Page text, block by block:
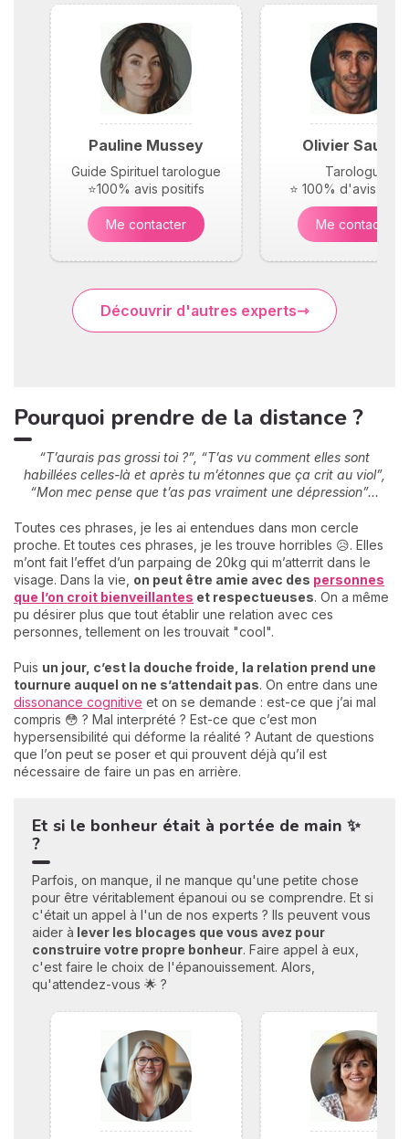
Pauline Mussey
Guide Spirituel tarologue
⭐100% avis positifs
Me contacter
Olivier Saunier
Tarologue
⭐ 100% d'avis
Me contacter
Découvrir d'autres experts
Pourquoi prendre de la distance ?
“T’aurais pas grossi toi ?”, “T’as vu comment elles sont
habillées celles-là et après tu m’étonnes que ça crit au viol”,
“Mon mec pense que t’as pas vraiment une dépression”...
Toutes ces phrases, je les ai entendues dans mon cercle
proche. Et toutes ces phrases, je les trouve horribles 😥. Elles
m’ont fait l’effet d’un parpaing de 20kg qui m’atterrit dans le
visage. Dans la vie, on peut être amie avec des personnes
que l’on croit bienveillantes et respectueuses. On a même
pu désirer plus que tout établir une relation avec ces
personnes, tellement on les trouvait "cool".
Puis un jour, c’est la douche froide, la relation prend une
tournure auquel on ne s’attendait pas. On entre dans une
dissonance cognitive et on se demande : est-ce que j’ai mal
compris 😳 ? Mal interprété ? Est-ce que c’est mon
hypersensibilité qui déforme la réalité ? Autant de questions
que l’on peut se poser et qui prouvent déjà qu’il est
nécessaire de faire un pas en arrière.
Et si le bonheur était à portée de main ✨
?
Parfois, on manque, il ne manque qu'une petite chose
pour être véritablement épanoui ou se comprendre. Et si
c'était un appel à l'un de nos experts ? Ils peuvent vous
aider à lever les blocages que vous avez pour
construire votre propre bonheur. Faire appel à eux,
c'est faire le choix de l'épanouissement. Alors,
qu'attendez-vous 🌟 ?